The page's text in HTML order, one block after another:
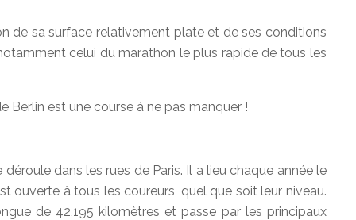
de sa surface relativement plate et de ses conditions
celui du marathon le plus rapide de tous les
Berlin est une course à ne pas manquer !
dans les rues de Paris. Il a lieu chaque année le
ouverte à tous les coureurs, quel que soit leur niveau.
de 42,195 kilomètres et passe par les principaux